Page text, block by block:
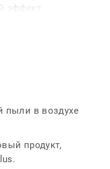
эффект
к
Salina Gold
работы с DESSO
Tierra Gold.
замкнутого
пыли в воздухе
продукт,